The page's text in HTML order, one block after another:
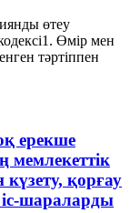
өтеу
Өмiр мен
тәртiппен
ерекше
мемлекеттiк
қорғау
iс-шараларды